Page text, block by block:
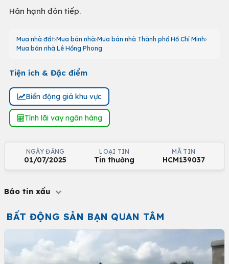
Hân hạnh đón tiếp.
Mua nhà đất Mua bán nhà Mua bán nhà Thành phố Hồ Chí Minh
Mua bán nhà Lê Hồng Phong
Tiện ích & Đặc điểm
Biến động giá khu vực
Tính lãi vay ngân hàng
NGÀY ĐĂNG
01/07/2025
LOẠI TIN
Tin thường
MÃ TIN
HCM139037
Báo tin xấu
BẤT ĐỘNG SẢN BẠN QUAN TÂM